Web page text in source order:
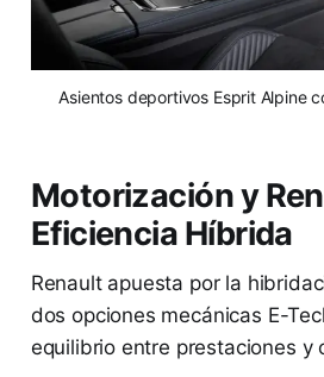
Asientos deportivos Esprit Alpine
Motorización y
Eficiencia Híbrida
Renault apuesta por la
dos opciones mecánicas E-
equilibrio entre prestaciones y